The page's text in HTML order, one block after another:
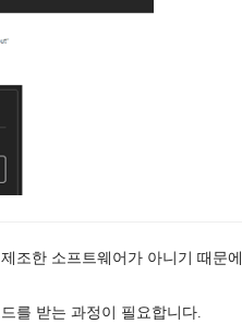
조한 소프트웨어가 아니기 때문에
를 받는 과정이 필요합니다.